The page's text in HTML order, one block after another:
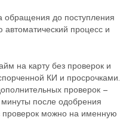
обращения до поступления
автоматический процесс и
на карту без проверок и
КИ и просрочками.
проверок —
минуты после одобрения
проверок можно на именную